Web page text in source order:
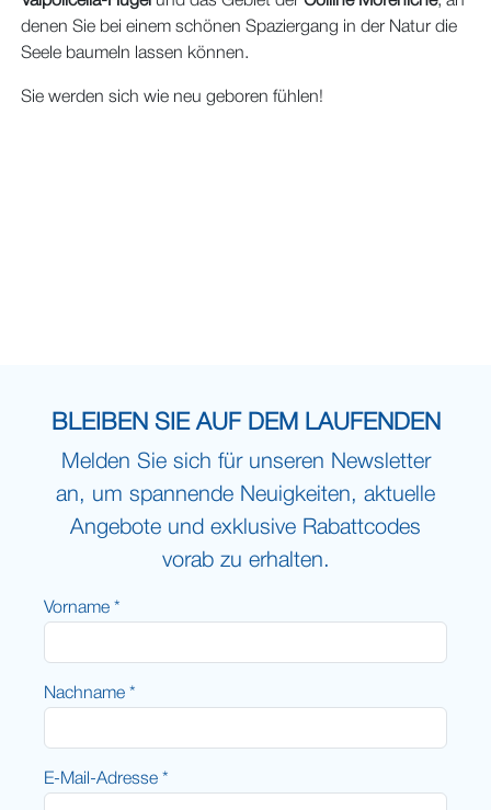
denen Sie bei einem schönen Spaziergang in der Natur die
Seele baumeln lassen können.
Sie werden sich wie neu geboren fühlen!
BLEIBEN SIE AUF DEM LAUFENDEN
Melden Sie sich für unseren Newsletter
an, um spannende Neuigkeiten, aktuelle
Angebote und exklusive Rabattcodes
vorab zu erhalten.
Vorname *
Nachname *
E-Mail-Adresse *